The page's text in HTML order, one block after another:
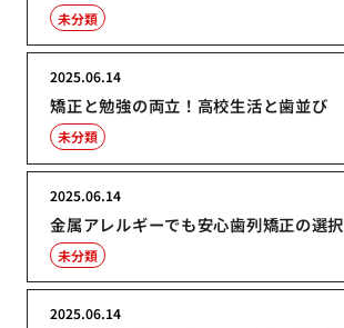
未分類
矯正と勉強の両立！高校生活と歯並び
2025.06.14
未分類
金属アレルギーでも安心歯列矯正の選択
2025.06.14
未分類
2025.06.14